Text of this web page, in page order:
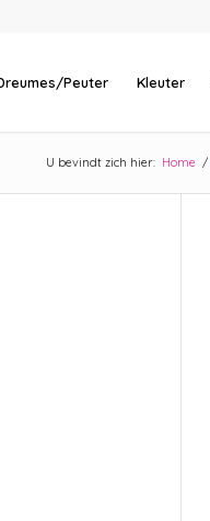
Peuter Kleuter
U bevindt zich hier: Home /